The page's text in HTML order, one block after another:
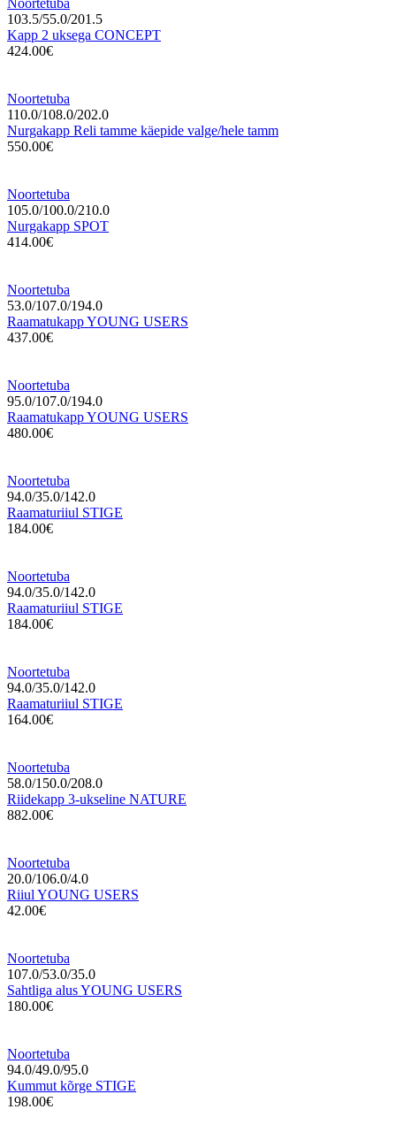
103.5/55.0/201.5
Kapp 2 uksega CONCEPT
424.00€
Noortetuba
110.0/108.0/202.0
Nurgakapp Reli tamme käepide valge/hele tamm
550.00€
Noortetuba
105.0/100.0/210.0
Nurgakapp SPOT
414.00€
Noortetuba
53.0/107.0/194.0
Raamatukapp YOUNG USERS
437.00€
Noortetuba
95.0/107.0/194.0
Raamatukapp YOUNG USERS
480.00€
Noortetuba
94.0/35.0/142.0
Raamaturiiul STIGE
184.00€
Noortetuba
94.0/35.0/142.0
Raamaturiiul STIGE
184.00€
Noortetuba
94.0/35.0/142.0
Raamaturiiul STIGE
164.00€
Noortetuba
58.0/150.0/208.0
Riidekapp 3-ukseline NATURE
882.00€
Noortetuba
20.0/106.0/4.0
Riiul YOUNG USERS
42.00€
Noortetuba
107.0/53.0/35.0
Sahtliga alus YOUNG USERS
180.00€
Noortetuba
94.0/49.0/95.0
Kummut kõrge STIGE
198.00€